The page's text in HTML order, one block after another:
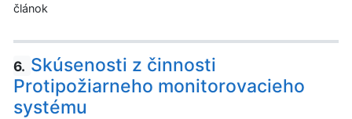
článok
6. Skúsenosti z činnosti
Protipožiarneho monitorovacieho
systému